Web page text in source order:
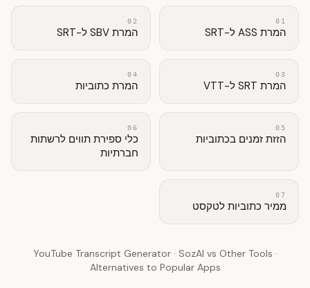
01
המרת ASS ל-SRT
02
המרת SBV ל-SRT
03
המרת SRT ל-VTT
04
המרת כתוביות
05
הזזת זמנים בכתוביות
06
כלי ספירת תווים לרשתות
חברתיות
07
ממיר כתוביות לטקסט
YouTube Transcript Generator· SozAI vs Other Tools ·
Alternatives to Popular Apps